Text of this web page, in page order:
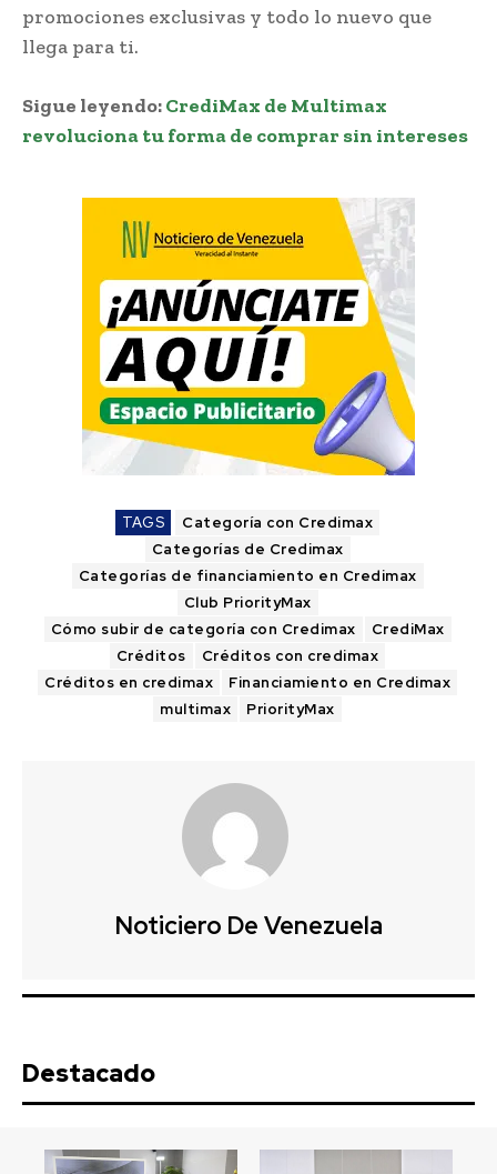
promociones exclusivas y todo lo nuevo que
llega para ti.
Sigue leyendo:CrediMax de Multimax
revoluciona tu forma de comprar sin intereses
TAGS
Categoría con Credimax
Categorías de Credimax
Categorías de financiamiento en Credimax
Club PriorityMax
Cómo subir de categoría con Credimax
CrediMax
Créditos
Créditos con credimax
Créditos en credimax
Financiamiento en Credimax
multimax
PriorityMax
Noticiero De Venezuela
Destacado